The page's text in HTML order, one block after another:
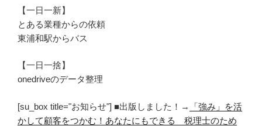
【一日一新】
とある業種からの依頼
東浦和駅からバス
【一日一捨】
onedriveのデータ整理
[su_box title="お知らせ"] ■出版しました！→
「強み」を活
かして顧客をつかむ！あなたにもできる 税理士のため